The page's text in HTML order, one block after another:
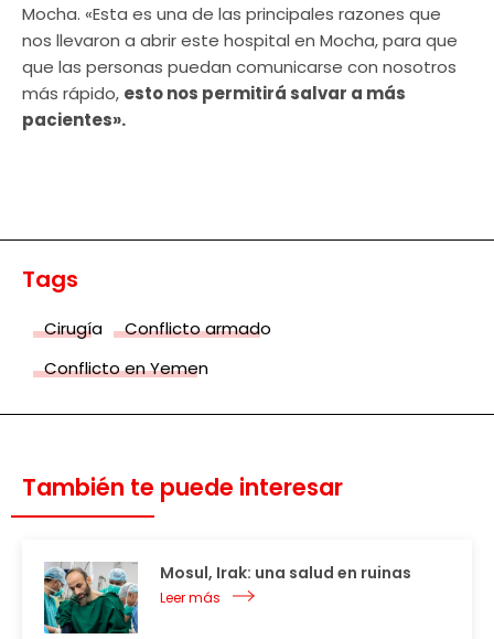
Mocha. «Esta es una de las principales razones que
nos llevaron a abrir este hospital en Mocha, para que
que las personas puedan comunicarse con nosotros
más rápido, esto nos permitirá salvar a más
pacientes».
Tags
Cirugía
Conflicto armado
Conflicto en Yemen
También te puede interesar
Mosul, Irak: una salud en ruinas
Leer más